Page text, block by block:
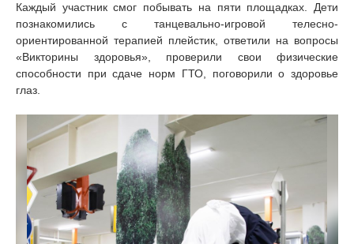
Каждый участник смог побывать на пяти площадках. Дети
познакомились с танцевально-игровой телесно-
ориентированной терапией плейстик, ответили на вопросы
«Викторины здоровья», проверили свои физические
способности при сдаче норм ГТО, поговорили о здоровье
глаз.